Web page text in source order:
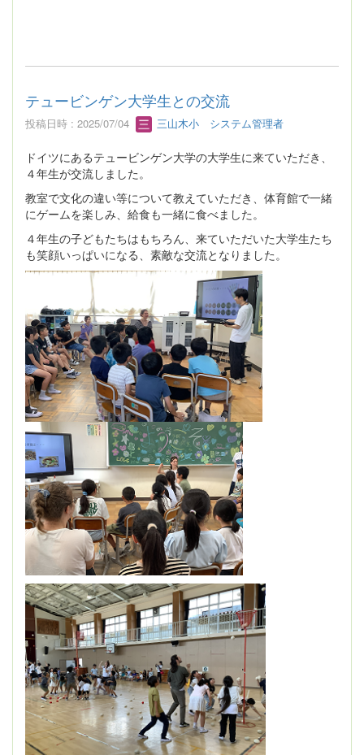
テュービンゲン大学生との交流
投稿日時 : 2025/07/04 三山木小 システム管理者
ドイツにあるテュービンゲン大学の大学生に来ていただき、
４年生が交流しました。
教室で文化の違い等について教えていただき、体育館で一緒
にゲームを楽しみ、給食も一緒に食べました。
４年生の子どもたちはもちろん、来ていただいた大学生たち
も笑顔いっぱいになる、素敵な交流となりました。